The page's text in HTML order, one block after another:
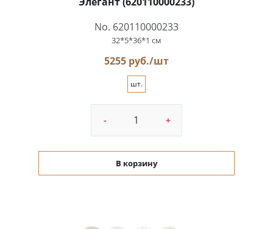
No. 620110000233
32*5*36*1 см
5255 руб./шт
шт.
- +
В корзину